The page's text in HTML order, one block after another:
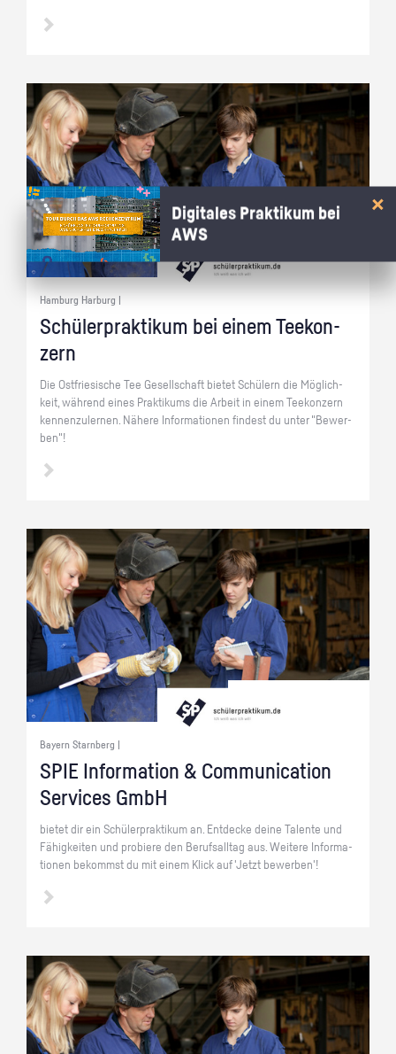
Hamburg Harburg |
Schü­ler­prak­ti­kum bei einem Tee­kon­
zern
Die Ost­frie­si­sche Tee Ge­sell­schaft bie­tet Schü­lern die Mög­lich­
keit, wäh­rend eines Prak­ti­kums die Ar­beit in einem Tee­kon­zern
ken­nen­zu­ler­nen. Nä­he­re In­for­ma­tio­nen fin­dest du unter "Be­wer­
ben"!
Bayern Starnberg |
SPIE In­for­ma­ti­on & Com­mu­ni­ca­ti­on
Ser­vices GmbH
bie­tet dir ein Schü­ler­prak­ti­kum an. Ent­de­cke deine Ta­len­te und
Fä­hig­kei­ten und pro­bie­re den Be­rufs­all­tag aus. Wei­te­re In­for­ma­
tio­nen be­kommst du mit einem Klick auf 'Jetzt be­wer­ben'!
Digitales Praktikum bei
AWS